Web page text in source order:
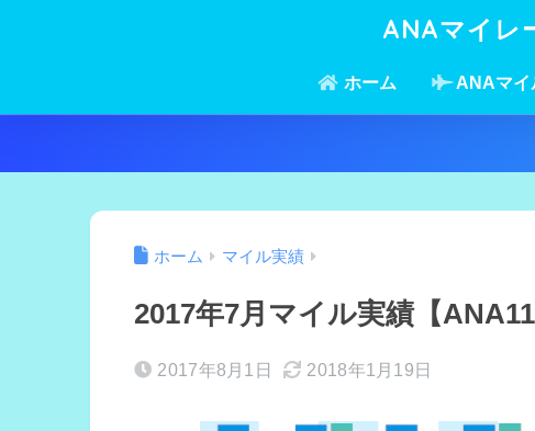
ANAマイレ
ホーム ANAマイ
ホーム マイル実績
2017年7月マイル実績【
2017年8月1日 2018年1月19日